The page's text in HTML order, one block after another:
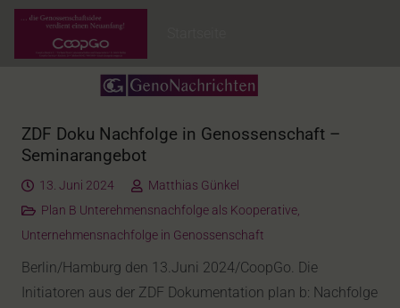
ZDF Doku Nachfolge in Genossenschaft –
Seminarangebot
13. Juni 2024
Matthias Günkel
Plan B Unterehmensnachfolge als Kooperative,
Unternehmensnachfolge in Genossenschaft
Berlin/Hamburg den 13.Juni 2024/CoopGo. Die
Initiatoren aus der ZDF Dokumentation plan b: Nachfolge